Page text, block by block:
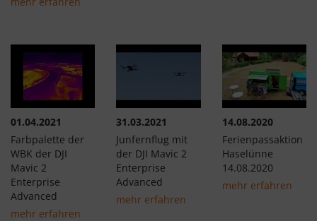
01.04.2021
Farbpalette der
WBK der DJI
Mavic 2
Enterprise
Advanced
mehr erfahren
31.03.2021
Junfernflug mit
der DJI Mavic 2
Enterprise
Advanced
mehr erfahren
14.08.2020
Ferienpassaktion
Haselünne
14.08.2020
mehr erfahren